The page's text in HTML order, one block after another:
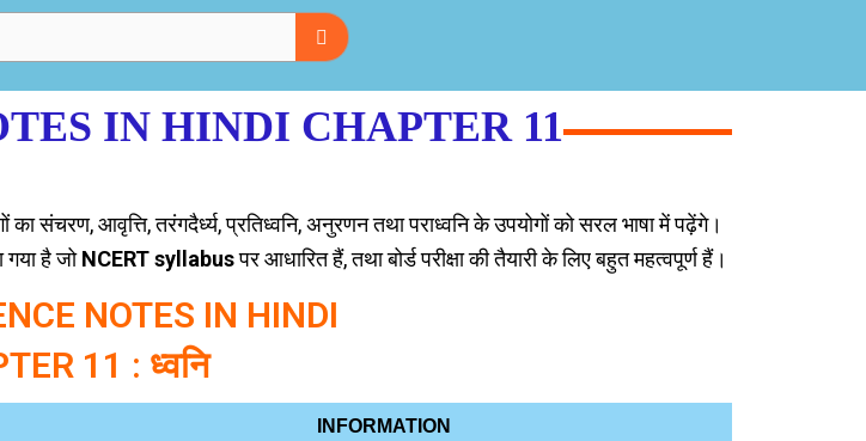
IN HINDI CHAPTER 11
संचरण, आवृत्ति, तरंगदैर्ध्य, प्रतिध्वनि, अनुरणन तथा पराध्वनि के उपयोगों को सरल भाषा में पढ़ेंगे।
गया है जोNCERT syllabusपर आधारित हैं, तथा बोर्ड परीक्षा की तैयारी के लिए बहुत महत्वपूर्ण हैं।
NOTES IN HINDI
11 : ध्वनि
INFORMATION